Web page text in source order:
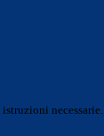
necessarie.